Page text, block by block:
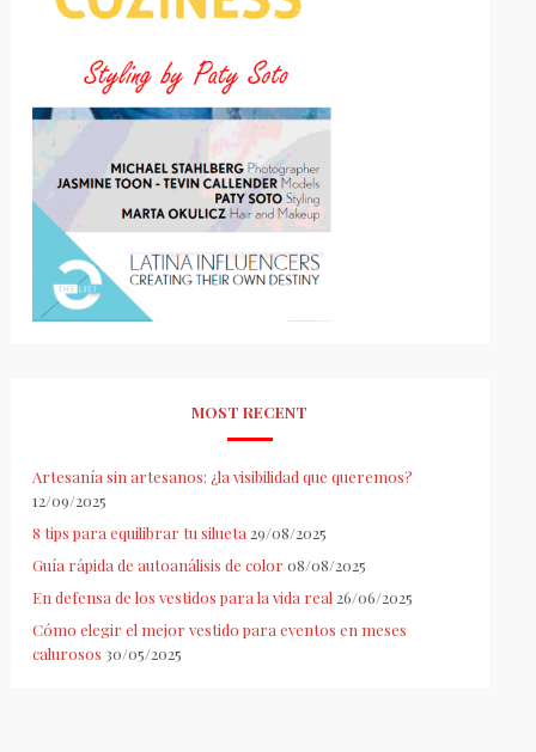
MOST RECENT
Artesanía sin artesanos: ¿la visibilidad que queremos?
12/09/2025
8 tips para equilibrar tu silueta 29/08/2025
Guía rápida de autoanálisis de color 08/08/2025
En defensa de los vestidos para la vida real 26/06/2025
Cómo elegir el mejor vestido para eventos en meses
calurosos 30/05/2025